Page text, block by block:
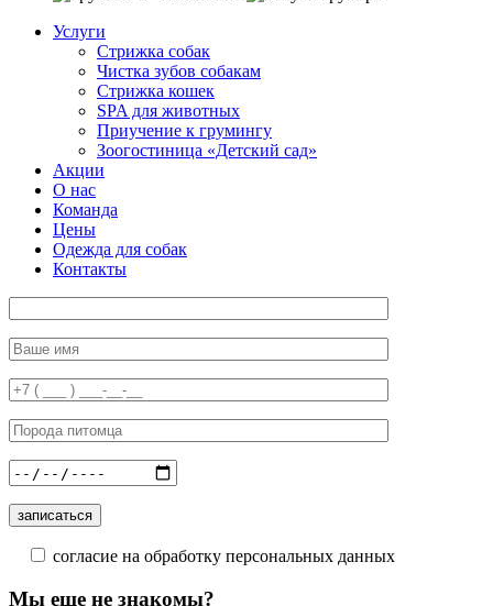
Услуги
Стрижка собак
Чистка зубов собакам
Стрижка кошек
SPA для животных
Приучение к грумингу
Зоогостиница «Детский сад»
Акции
О нас
Команда
Цены
Одежда для собак
Контакты
согласие на обработку персональных данных
Мы еще не знакомы?